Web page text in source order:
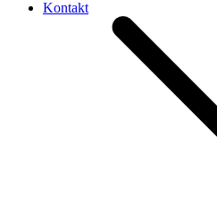
Kontakt